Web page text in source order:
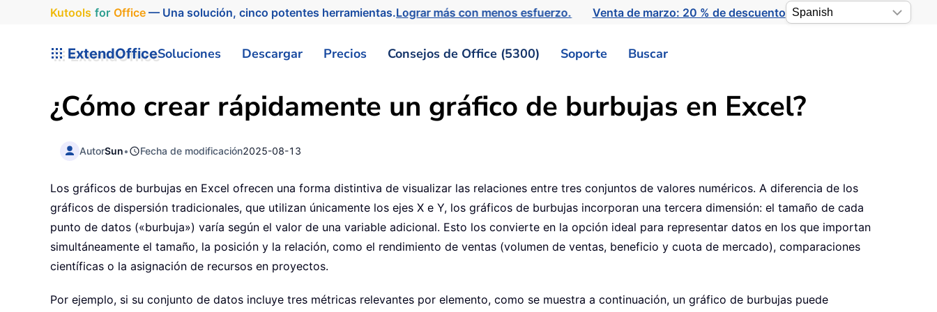
Kutools for Office— Una solución, cinco potentes herramientas.Lograr más con menos esfuerzo. Venta de marzo: 20 % de descuento
ExtendOfficeSoluciones Descargar Precios Consejos de Office (5300) Soporte Buscar
¿Cómo crear rápidamente un gráfico de burbujas en Excel?
AutorSun• Fecha de modificación2025-08-13
Los gráficos de burbujas en Excel ofrecen una forma distintiva de visualizar las relaciones entre tres conjuntos de valores numéricos. A diferencia de los
gráficos de dispersión tradicionales, que utilizan únicamente los ejes X e Y, los gráficos de burbujas incorporan una tercera dimensión: el tamaño de cada
punto de datos («burbuja») varía según el valor de una variable adicional. Esto los convierte en la opción ideal para representar datos en los que importan
simultáneamente el tamaño, la posición y la relación, como el rendimiento de ventas (volumen de ventas, beneficio y cuota de mercado), comparaciones
científicas o la asignación de recursos en proyectos.
Por ejemplo, si su conjunto de datos incluye tres métricas relevantes por elemento, como se muestra a continuación, un gráfico de burbujas puede